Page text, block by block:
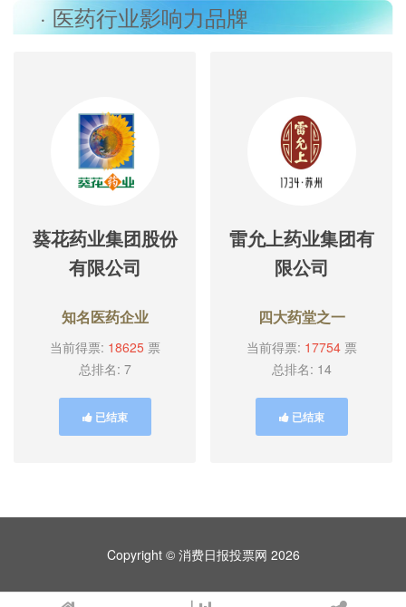
· 医药行业影响力品牌
葵花药业集团股份
有限公司
知名医药企业
当前得票: 18625票
总排名: 7
已结束
雷允上药业集团有
限公司
四大药堂之一
当前得票: 17754票
总排名: 14
已结束
Copyright © 消费日报投票网 2026